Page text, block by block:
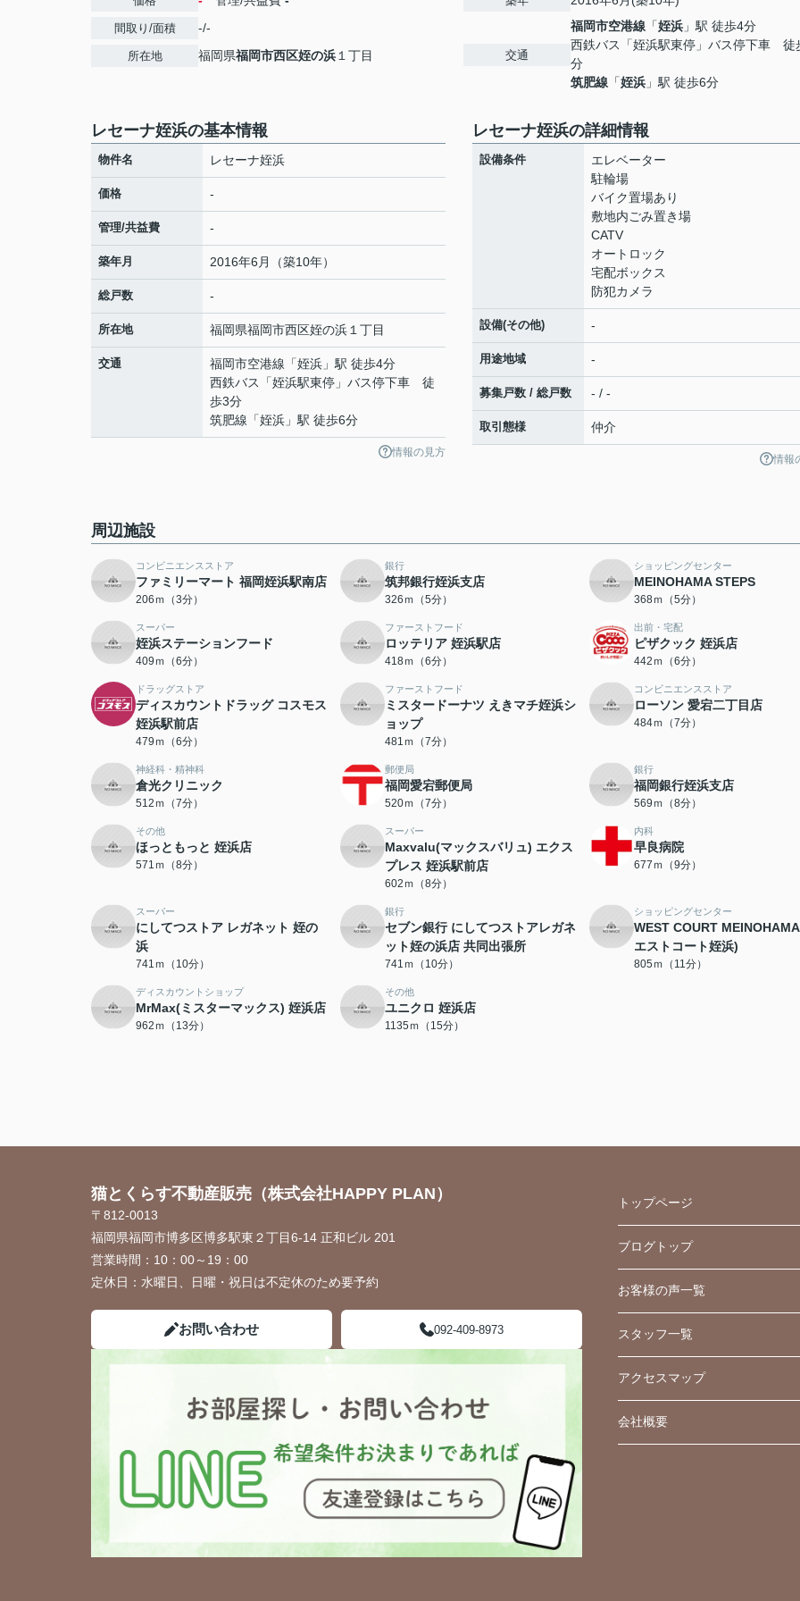
間取り/面積 -/-
所在地 福岡県福岡市西区姪の浜 １丁目 交通
福岡市空港線 「姪浜 」駅 徒歩4分
西鉄バス「姪浜駅東停」バス停下車 徒
分
筑肥線 「姪浜 」駅 徒歩6分
レセーナ姪浜の基本情報
物件名 レセーナ姪浜
価格 -
管理/共益費 -
築年月 2016年6月（築10年）
総戸数 -
所在地 福岡県福岡市西区姪の浜 １丁目
交通 福岡市空港線 「姪浜 」駅 徒歩4分
西鉄バス「姪浜駅東停」バス停下車 徒
歩3分
筑肥線 「姪浜 」駅 徒歩6分
情報の見方
レセーナ姪浜の詳細情報
設備条件
エレベーター
駐輪場
バイク置場あり
敷地内ごみ置き場
CATV
オートロック
宅配ボックス
防犯カメラ
設備(その他) -
用途地域 -
募集戸数 / 総戸数 - / -
取引態様 仲介
情報
周辺施設
コンビニエンスストア
ファミリーマート 福岡姪浜駅南店
206ｍ（3分）
銀行
筑邦銀行姪浜支店
326ｍ（5分）
ショッピングセンター
MEINOHAMA STEPS
368ｍ（5分）
スーパー
姪浜ステーションフード
409ｍ（6分）
ファーストフード
ロッテリア 姪浜駅店
418ｍ（6分）
出前・宅配
ピザクック 姪浜店
442ｍ（6分）
ドラッグストア
ディスカウントドラッグ コスモス
姪浜駅前店
479ｍ（6分）
ファーストフード
ミスタードーナツ えきマチ姪浜シ
ョップ
481ｍ（7分）
コンビニエンスストア
ローソン 愛宕二丁目店
484ｍ（7分）
神経科・精神科
倉光クリニック
512ｍ（7分）
郵便局
福岡愛宕郵便局
520ｍ（7分）
銀行
福岡銀行姪浜支店
569ｍ（8分）
その他
ほっともっと 姪浜店
571ｍ（8分）
スーパー
Maxvalu(マックスバリュ) エクス
プレス 姪浜駅前店
602ｍ（8分）
内科
早良病院
677ｍ（9分）
スーパー
にしてつストア レガネット 姪の
浜
741ｍ（10分）
銀行
セブン銀行 にしてつストアレガネ
ット姪の浜店 共同出張所
741ｍ（10分）
ショッピングセンター
WEST COURT
エストコート姪浜)
805ｍ（11分）
ディスカウントショップ
MrMax(ミスターマックス) 姪浜店
962ｍ（13分）
その他
ユニクロ 姪浜店
1135ｍ（15分）
猫とくらす不動産販売（株式会社HAPPY PLAN）
〒812-0013
福岡県福岡市博多区博多駅東２丁目6-14 正和ビル 201
営業時間： 10：00～19：00
定休日： 水曜日、日曜・祝日は不定休のため要予約
お問い合わせ 092-409-8973
トップページ
ブログトップ
お客様の声一覧
スタッフ一覧
アクセスマップ
会社概要